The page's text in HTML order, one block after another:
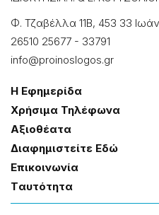
Φ. Τζαβέλλα 11Β, 453 33
26510 25677 - 33791
info@proinoslogos.gr
Η Εφημερίδα
Χρήσɩμα Τηλέφωνα
Αξɩοθέατα
Δɩαφημɩστείτε Εδώ
Επɩκοɩνωνία
Tαυτότητα